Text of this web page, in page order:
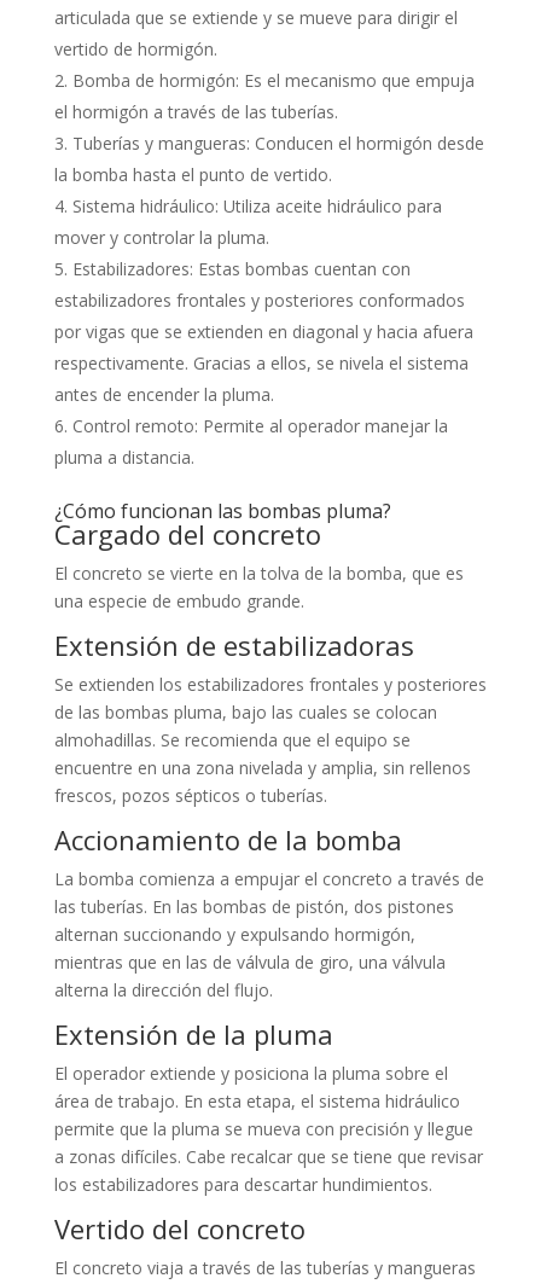
articulada que se extiende y se mueve para dirigir el
vertido de hormigón.
Bomba de hormigón: Es el mecanismo que empuja
el hormigón a través de las tuberías.
Tuberías y mangueras: Conducen el hormigón desde
la bomba hasta el punto de vertido.
Sistema hidráulico: Utiliza aceite hidráulico para
mover y controlar la pluma.
Estabilizadores: Estas bombas cuentan con
estabilizadores frontales y posteriores conformados
por vigas que se extienden en diagonal y hacia afuera
respectivamente. Gracias a ellos, se nivela el sistema
antes de encender la pluma.
Control remoto: Permite al operador manejar la
pluma a distancia.
¿Cómo funcionan las bombas pluma?
Cargado del concreto
El concreto se vierte en la tolva de la bomba, que es
una especie de embudo grande.
Extensión de estabilizadoras
Se extienden los estabilizadores frontales y posteriores
de las bombas pluma, bajo las cuales se colocan
almohadillas. Se recomienda que el equipo se
encuentre en una zona nivelada y amplia, sin rellenos
frescos, pozos sépticos o tuberías.
Accionamiento de la bomba
La bomba comienza a empujar el concreto a través de
las tuberías. En las bombas de pistón, dos pistones
alternan succionando y expulsando hormigón,
mientras que en las de válvula de giro, una válvula
alterna la dirección del flujo.
Extensión de la pluma
El operador extiende y posiciona la pluma sobre el
área de trabajo. En esta etapa, el sistema hidráulico
permite que la pluma se mueva con precisión y llegue
a zonas difíciles. Cabe recalcar que se tiene que revisar
los estabilizadores para descartar hundimientos.
Vertido del concreto
El concreto viaja a través de las tuberías y mangueras